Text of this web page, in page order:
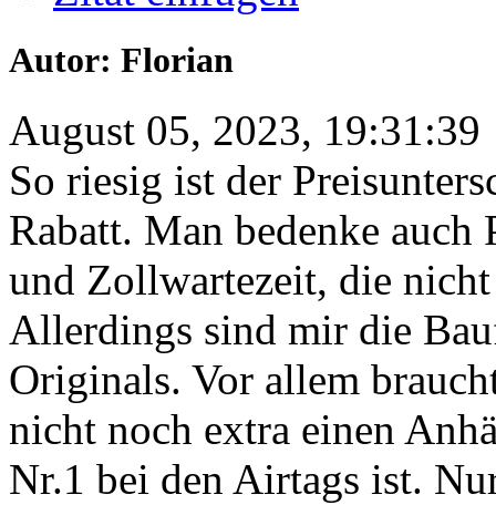
Autor: Florian
August 05, 2023, 19:31:39
So riesig ist der
Rabatt. Man bedenke
und Zollwartezeit, die
Allerdings sind mir die
Originals. Vor allem
nicht noch extra einen
Nr.1 bei den Airtags ist.